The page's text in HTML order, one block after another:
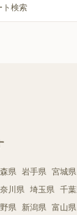
ト検索
県 岩手県 宮城県
川県 埼玉県 千
県 新潟県 富山県